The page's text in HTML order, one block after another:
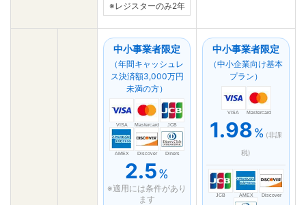
※レジスターのみ2年
中小事業者限定
（年間キャッシュレ
ス決済額3,000万円
未満の方）
VISA Mastercard JCB
AMEX Discover Diners
2.5%
※適用には条件があり
ます
中小事業者限定
（中小企業向け基本
プラン）
VISA Mastercard
1.98% (非課
税)
JCB AMEX Discover